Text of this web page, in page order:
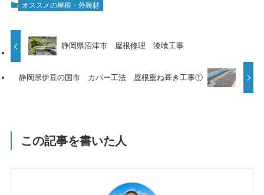
オススメの屋根・外装材
静岡県沼津市 屋根修理 漆喰工事
静岡県伊豆の国市 カバー工法 屋根重ね葺き工事①
この記事を書いた人